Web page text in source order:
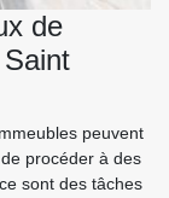
de
peuvent
procéder à des
sont des tâches